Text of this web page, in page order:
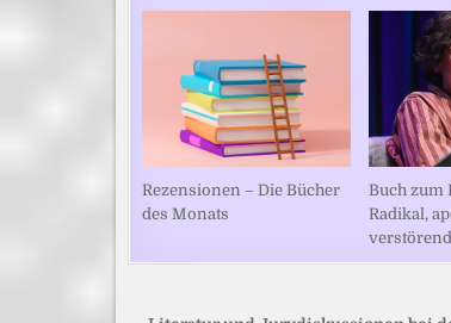
Rezensionen – Die Bücher
des Monats
Buch zum
Radikal,
verstörend